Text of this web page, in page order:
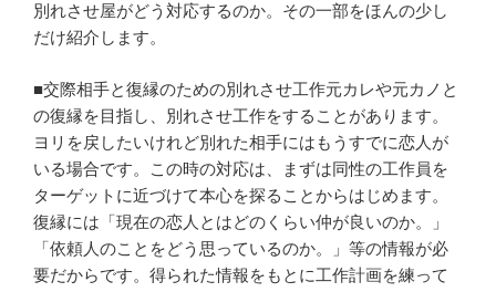
別れさせ屋がどう対応するのか。その一部をほんの少し
だけ紹介します。
■交際相手と復縁のための別れさせ工作元カレや元カノと
の復縁を目指し、別れさせ工作をすることがあります。
ヨリを戻したいけれど別れた相手にはもうすでに恋人が
いる場合です。この時の対応は、まずは同性の工作員を
ターゲットに近づけて本心を探ることからはじめます。
復縁には「現在の恋人とはどのくらい仲が良いのか。」
「依頼人のことをどう思っているのか。」等の情報が必
要だからです。得られた情報をもとに工作計画を練って